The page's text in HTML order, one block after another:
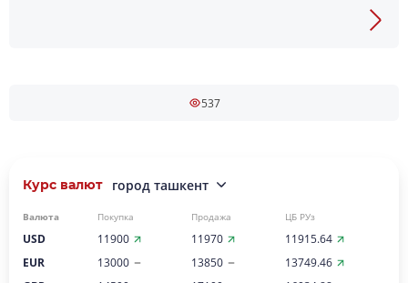
537
Курс валют город ташкент
Валюта Покупка Продажа ЦБ РУз
USD 11900 11970
11915.64
EUR
13000 13850
13749.46